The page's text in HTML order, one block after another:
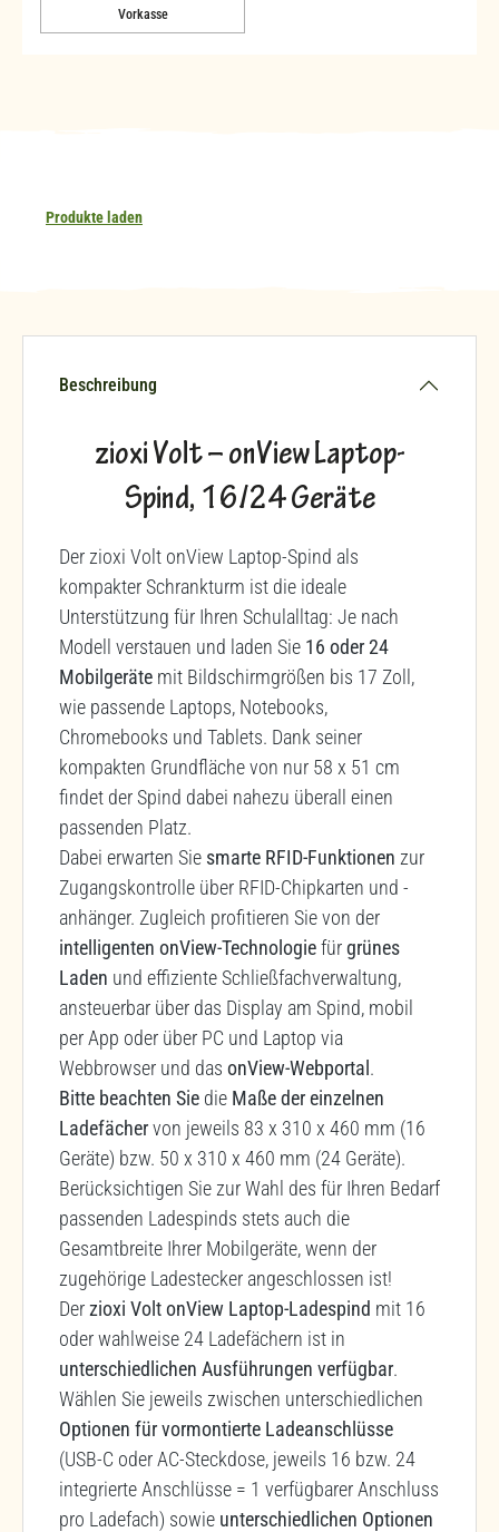
Vorkasse
Produkte laden
Beschreibung
zioxi Volt – onView Laptop-
Spind, 16/24 Geräte
Der zioxi Volt onView Laptop-Spind als
kompakter Schrankturm ist die ideale
Unterstützung für Ihren Schulalltag: Je nach
Modell verstauen und laden Sie 16 oder 24
Mobilgeräte mit Bildschirmgrößen bis 17 Zoll,
wie passende Laptops, Notebooks,
Chromebooks und Tablets. Dank seiner
kompakten Grundfläche von nur 58 x 51 cm
findet der Spind dabei nahezu überall einen
passenden Platz.
Dabei erwarten Sie smarte RFID-Funktionen zur
Zugangskontrolle über RFID-Chipkarten und -
anhänger. Zugleich profitieren Sie von der
intelligenten onView-Technologiefürgrünes
Laden und effiziente Schließfachverwaltung,
ansteuerbar über das Display am Spind, mobil
per App oder über PC und Laptop via
Webbrowser und das onView-Webportal.
Bitte beachten Sie die Maße der einzelnen
Ladefächervon jeweils 83 x 310 x 460 mm (16
Geräte) bzw. 50 x 310 x 460 mm (24 Geräte).
Berücksichtigen Sie zur Wahl des für Ihren Bedarf
passenden Ladespinds stets auch die
Gesamtbreite Ihrer Mobilgeräte, wenn der
zugehörige Ladestecker angeschlossen ist!
Derzioxi Volt onView Laptop-Ladespind mit 16
oder wahlweise 24 Ladefächern ist in
unterschiedlichen Ausführungen verfügbar.
Wählen Sie jeweils zwischen unterschiedlichen
Optionen für vormontierte Ladeanschlüsse
(USB-C oder AC-Steckdose, jeweils 16 bzw. 24
integrierte Anschlüsse = 1 verfügbarer Anschluss
pro Ladefach) sowie unterschiedlichen Optionen